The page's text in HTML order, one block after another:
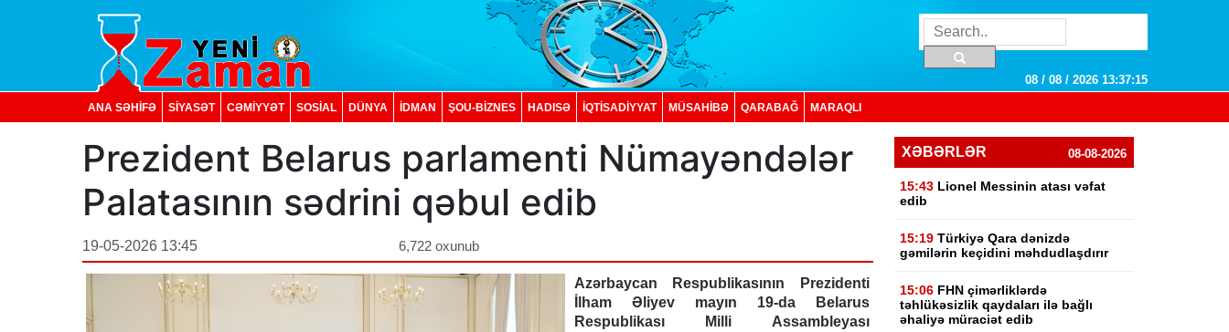
08 / 08 / 2026 13:37:15
ANA SƏHİFƏ SİYASƏT CƏMİYYƏT SOSIAL DÜNYA İDMAN ŞOU-BİZNES HADISƏ İQTISADIYYAT MÜSAHİBƏ QARABAĞ MARAQLI
Prezident Belarus parlamenti Nümayəndələr
Palatasının sədrini qəbul edib
19-05-2026 13:45 6,722 oxunub
Azərbaycan Respublikasının Prezidenti
İlham Əliyev mayın 19-da Belarus
Respublikası Milli Assambleyası
XƏBƏRLƏR 08-08-2026
15:43 Lionel Messinin atası vəfat
edib
15:19 Türkiyə Qara dənizdə
gəmilərin keçidini məhdudlaşdırır
15:06 FHN çimərliklərdə
təhlükəsizlik qaydaları ilə bağlı
əhaliyə müraciət edib